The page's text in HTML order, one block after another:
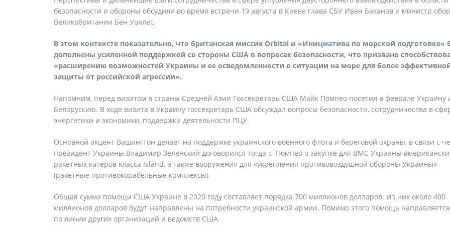
безопасности и обороны обсудили во время встречи 19 августа в Киеве глава СБУ Иван Баканов и министр
Великобритании Бен Уоллес.
В этом контексте показательно, что британская миссия Orbital и «Инициатива по морской подготовке»
дополнены усиленной поддержкой со стороны США в вопросах безопасности, что призвано
«расширению возможностей Украины и ее осведомленности о ситуации на море для более
защиты от российской агрессии».
Напомним, перед визитом в страны Средней Азии Госсекретарь США Майк Помпео посетил в феврале Украину
Белоруссию. В ходе визита в Украину госсекретарь США обсуждал вопросы безопасности, сотрудничества в
энергетики и экономики, поддержки деятельности ПЦУ.
Основной акцент Вашингтон делает на поддержке украинского военного флота и береговой охраны, в связи с
президент Украины Владимир Зеленский договорился тогда с Помпео о закупке для ВМС Украины
ракетных катеров класса Island, а также вооружения для «укрепления противовоздушной обороны Украины»
(ракетные противокорабельные комплексы).
Общая сумма помощи США Украине в 2020 году составляет порядка 700 миллионов долларов. Из них около 400
миллионов долларов будут направлены на потребности украинской армии. Помимо этого помощь
по линии других организаций и ведомств США.